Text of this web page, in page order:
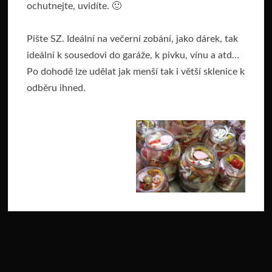
ochutnejte, uvidíte. 🙂
Pište SZ. Ideální na večerní zobání, jako dárek, tak
ideální k sousedovi do garáže, k pivku, vínu a atd…
Po dohodě lze udělat jak menší tak i větší sklenice k
odběru ihned.